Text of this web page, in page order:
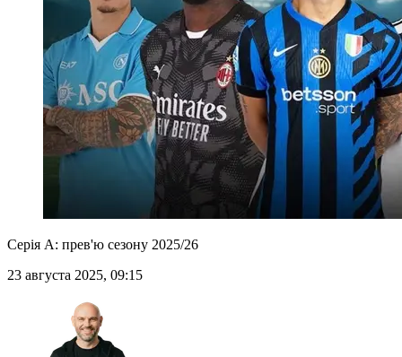
Серія А: прев'ю сезону 2025/26
23 августа 2025, 09:15